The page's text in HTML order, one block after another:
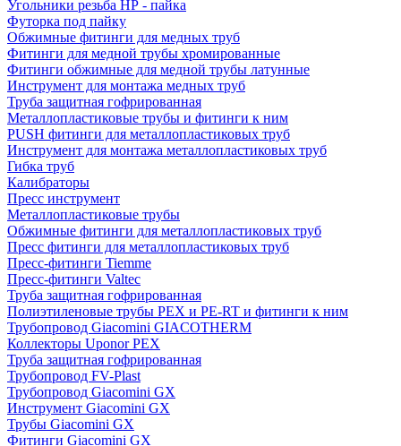
Угольники резьба НР - пайка
Футорка под пайку
Обжимные фитинги для медных труб
Фитинги для медной трубы хромированные
Фитинги обжимные для медной трубы латунные
Инструмент для монтажа медных труб
Труба защитная гофрированная
Металлопластиковые трубы и фитинги к ним
PUSH фитинги для металлопластиковых труб
Инструмент для монтажа металлопластиковых труб
Гибка труб
Калибраторы
Пресс инструмент
Металлопластиковые трубы
Обжимные фитинги для металлопластиковых труб
Пресс фитинги для металлопластиковых труб
Пресс-фитинги Tiemme
Пресс-фитинги Valtec
Труба защитная гофрированная
Полиэтиленовые трубы PEX и PE-RT и фитинги к ним
Трубопровод Giacomini GIACOTHERM
Коллекторы Uponor PEX
Труба защитная гофрированная
Трубопровод FV-Plast
Трубопровод Giacomini GX
Инструмент Giacomini GX
Трубы Giacomini GX
Фитинги Giacomini GX